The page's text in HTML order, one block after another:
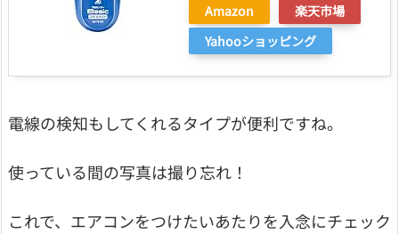
Amazon
楽天市場
Yahooショッピング
電線の検知もしてくれるタイプが便利ですね。
使っている間の写真は撮り忘れ！
これで、エアコンをつけたいあたりを入念にチェック